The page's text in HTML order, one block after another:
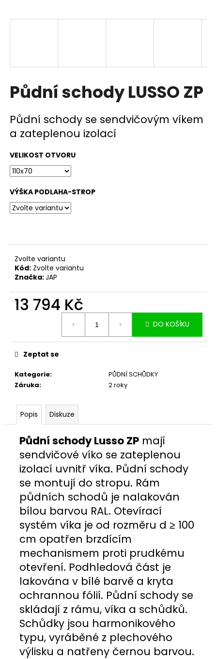
Půdní schody LUSSO ZP
Půdní schody se sendvičovým víkem
a zateplenou izolací
VELIKOST OTVORU
VÝŠKA PODLAHA-STROP
Zvolte variantu
Kód: Zvolte variantu
Značka:JAP
13 794 Kč
DO KOŠÍKU
Kategorie:
PŮDNÍ SCHŮDKY
Záruka: 2 roky
Zeptat se
Popis Diskuze
Půdní schody Lusso ZP mají
sendvičové víko se zateplenou
izolací uvnitř víka. Půdní schody
se montují do stropu. Rám
půdních schodů je nalakován
bílou barvou RAL. Otevírací
systém víka je od rozměru d ≥ 100
cm opatřen brzdícím
mechanismem proti prudkému
otevření. Podhledová část je
lakována v bílé barvě a kryta
ochrannou fólií. Půdní schody se
skládají z rámu, víka a schůdků.
Schůdky jsou harmonikového
typu, vyráběné z plechového
výlisku a natřeny černou barvou.
j
?
D
o
p
o
r
u
m
e